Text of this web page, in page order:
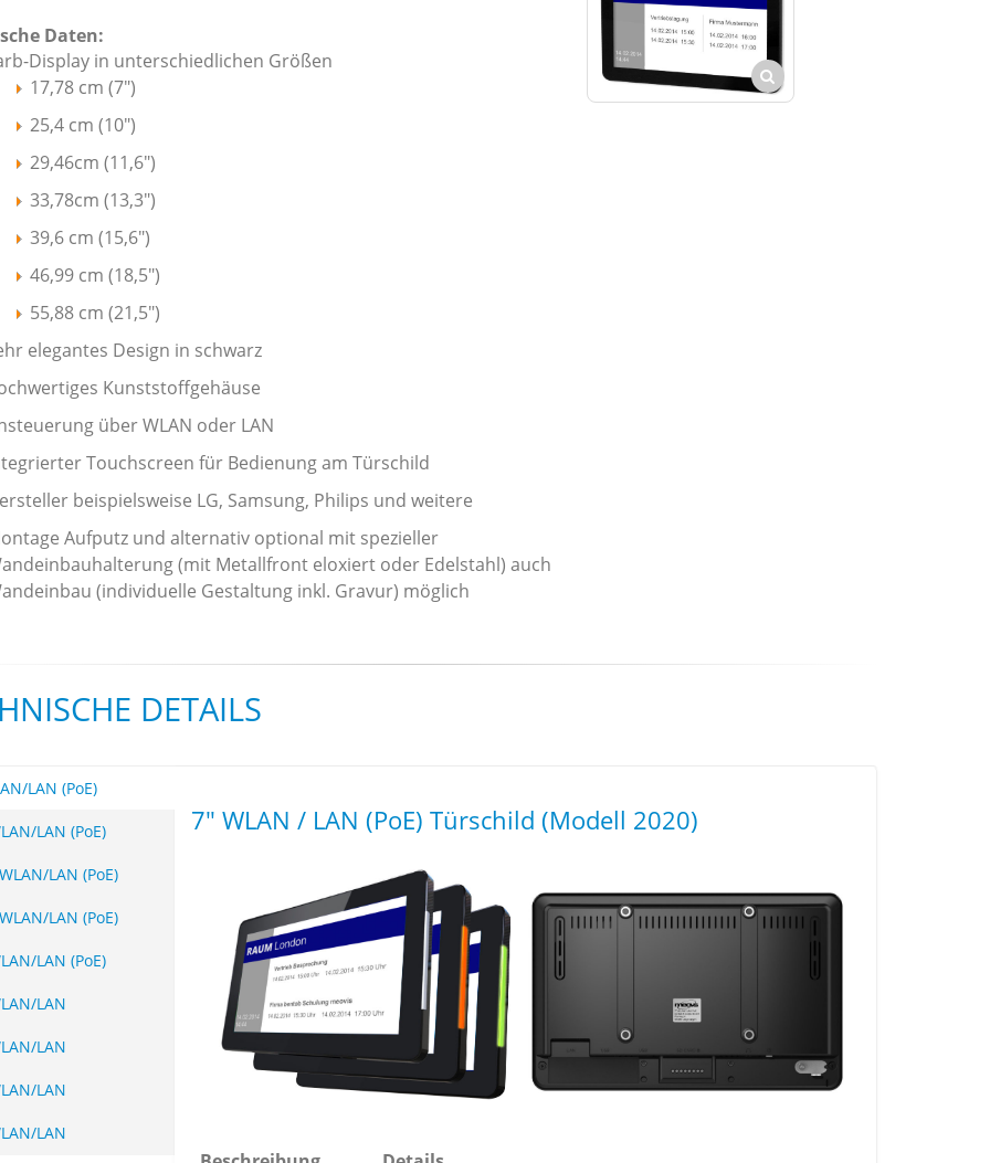
Daten:
Display in unterschiedlichen Größen
17,78 cm (7")
25,4 cm (10")
29,46cm (11,6")
33,78cm (13,3")
39,6 cm (15,6")
46,99 cm (18,5")
55,88 cm (21,5")
elegantes Design in schwarz
Kunststoffgehäuse
über WLAN oder LAN
Touchscreen für Bedienung am Türschild
beispielsweise LG, Samsung, Philips und weitere
Aufputz und alternativ optional mit spezieller
(mit Metallfront eloxiert oder Edelstahl) auch
(individuelle Gestaltung inkl. Gravur) möglich
DETAILS
LAN (PoE)
LAN (PoE)
LAN (PoE)
LAN (PoE)
LAN (PoE)
LAN
LAN
LAN
LAN
7" WLAN / LAN (PoE) Türschild (Modell 2020)